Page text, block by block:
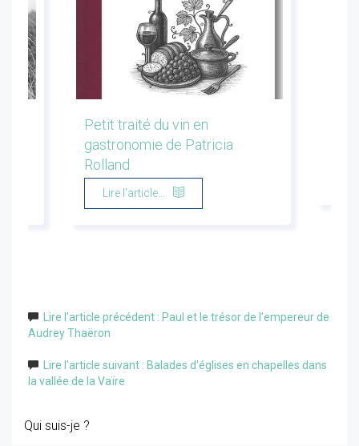
Petit traité du vin en
gastronomie de Patricia
Rolland
Lire l'article...
Lire l'article précédent : Paul et le trésor de l'empereur de
Audrey Thaëron
Lire l'article suivant : Balades d'églises en chapelles dans
la vallée de la Vaïre
Qui suis-je ?